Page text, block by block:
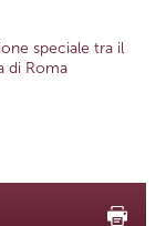
speciale tra il
di Roma